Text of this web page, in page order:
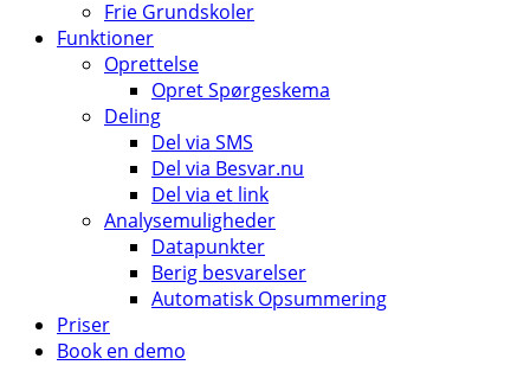
Frie Grundskoler
Funktioner
Oprettelse
Opret Spørgeskema
Deling
Del via SMS
Del via Besvar.nu
Del via et link
Analysemuligheder
Datapunkter
Berig besvarelser
Automatisk Opsummering
Priser
Book en demo